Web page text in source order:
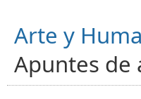
Arte y
Apuntes de